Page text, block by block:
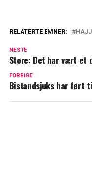
RELATERTE EMNER: HAJJ
NESTE
Støre: Det har vært et
FORRIGE
Bistandsjuks har ført